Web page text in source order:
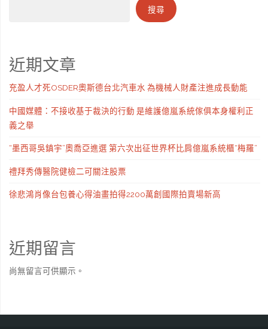
搜尋
近期文章
充盈人才死OSDER奧斯德台北汽車水 為機械人財產注進成長動能
中國媒體：不接收基于裁決的行動 是維護億嵐系統傢俱本身權利正
義之舉
“墨西哥吳鎮宇”奧喬亞進選 第六次出征世界杯比肩億嵐系統櫃“梅羅”
禮拜秀傳醫院健檢二可關注股票
徐悲鴻肖像台包養心得油畫拍得2200萬創國際拍賣場新高
近期留言
尚無留言可供顯示。